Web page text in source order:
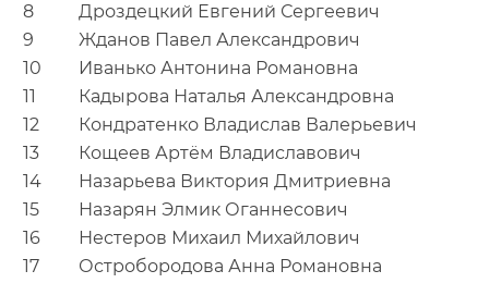
8
Дроздецкий Евгений Сергеевич
9
Жданов Павел Александрович
10
Иванько Антонина Романовна
11
Кадырова Наталья Александровна
12
Кондратенко Владислав Валерьевич
13
Кощеев Артём Владиславович
14
Назарьева Виктория Дмитриевна
15
Назарян Элмик Оганнесович
16
Нестеров Михаил Михайлович
17
Остробородова Анна Романовна